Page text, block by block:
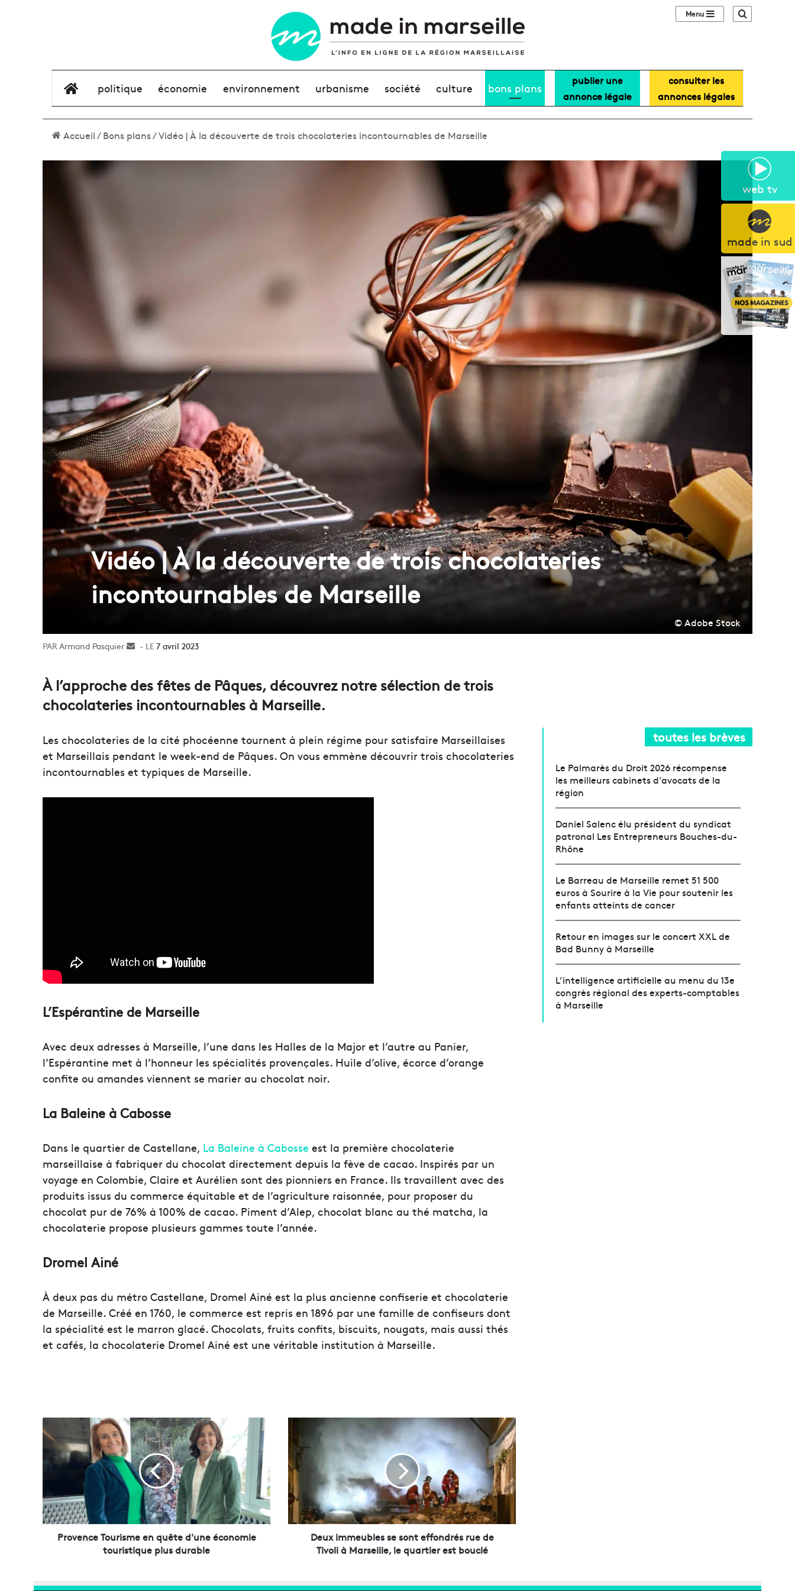
web tv
made in sud
Sidebar (barre
élément de menu
politique économie environnement urbanisme société culture bons plans
publier une
annonce légale
consulter les
annonces légales
Accueil/Bons plans/Vidéo | À la découverte de trois chocolateries incontournables de Marseille
Vidéo | À la découverte de trois chocolateries
incontournables de Marseille
© Adobe Stock
Armand Pasquier
Envoyer7 avril 2023
À l’approche des fêtes de Pâques, découvrez notre sélection de trois
chocolateries incontournables à Marseille.
Les chocolateries de la cité phocéenne tournent à plein régime pour satisfaire Marseillaises
et Marseillais pendant le week-end de Pâques. On vous emmène découvrir trois chocolateries
incontournables et typiques de Marseille.
L’Espérantine de Marseille
Avec deux adresses à Marseille, l’une dans les Halles de la Major et l’autre au Panier,
l’Espérantine met à l’honneur les spécialités provençales. Huile d’olive, écorce d’orange
confite ou amandes viennent se marier au chocolat noir.
La Baleine à Cabosse
Dans le quartier de Castellane, La Baleine à Cabosse est la première chocolaterie
marseillaise à fabriquer du chocolat directement depuis la fève de cacao. Inspirés par un
voyage en Colombie, Claire et Aurélien sont des pionniers en France. Ils travaillent avec des
produits issus du commerce équitable et de l’agriculture raisonnée, pour proposer du
chocolat pur de 76% à 100% de cacao. Piment d’Alep, chocolat blanc au thé matcha, la
chocolaterie propose plusieurs gammes toute l’année.
Dromel Ainé
À deux pas du métro Castellane, Dromel Ainé est la plus ancienne confiserie et chocolaterie
de Marseille. Créé en 1760, le commerce est repris en 1896 par une famille de confiseurs dont
la spécialité est le marron glacé. Chocolats, fruits confits, biscuits, nougats, mais aussi thés
et cafés, la chocolaterie Dromel Ainé est une véritable institution à Marseille.
r
o
v
c
e
T
s
Provence Tourisme en quête d'une économie
touristique plus durable
x
i
m
m
e
u
s
Deux immeubles se sont effondrés rue de
Tivoli à Marseille, le quartier est bouclé
toutes les brèves
Le Palmarès du Droit 2026 récompense
les meilleurs cabinets d’avocats de la
région
Daniel Salenc élu président du syndicat
patronal Les Entrepreneurs Bouches-du-
Rhône
Le Barreau de Marseille remet 51 500
euros à Sourire à la Vie pour soutenir les
enfants atteints de cancer
Retour en images sur le concert XXL de
Bad Bunny à Marseille
L’intelligence artificielle au menu du 13e
congrès régional des experts-comptables
à Marseille